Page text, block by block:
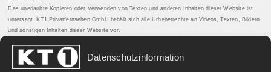
Datenschutzinformation
Das unerlaubte Kopieren oder Verwenden von Texten und anderen Inhalten dieser Website ist
untersagt. KT1 Privatfernsehen GmbH behält sich alle Urheberrechte an Videos, Texten, Bildern
und sonstigen Inhalten dieser Website vor.
PARTNERLINKS: